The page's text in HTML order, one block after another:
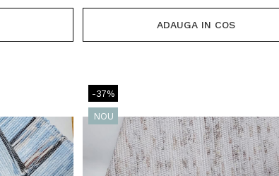
ADAUGA IN COS
-37%
NOU